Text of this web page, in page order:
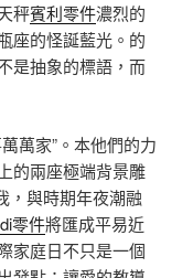
秤賓利零件濃烈的
座的怪誕藍光。的
是抽象的標語，而
萬萬家”。本他們的力
的兩座極端背景雕
，與時期年夜潮融
零件將匯成平易近
家庭日不只是一個